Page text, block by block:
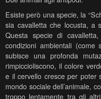
Esiste però una specie, la
sia cavalletta che locusta, a
Questa specie di
condizioni ambientali (come
subisce una profonda
rimpiccioliscono, il colore
e il cervello cresce per poter
mondo sociale dell’animale,
troppo lentamente tra gli